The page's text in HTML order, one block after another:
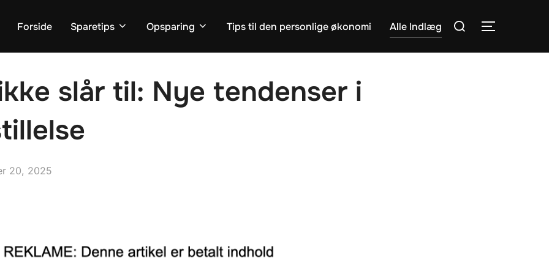
Forside Sparetips Opsparing Tips til den personlige økonomi Alle Indlæg
Søg
SLÅ
slår til: Nye tendenser i
20, 2025